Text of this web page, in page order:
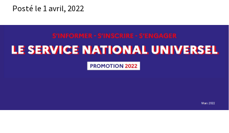
sa
Posté le 1 avril, 2022